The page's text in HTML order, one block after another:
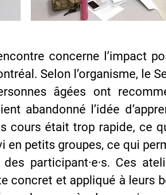
concerne l’impact
Selon l’organisme, le
âgées ont
abandonné l’idée
cours était trop rapide, ce
en petits groupes, ce qui
participant·e·s. Ces
concret et appliqué à leurs